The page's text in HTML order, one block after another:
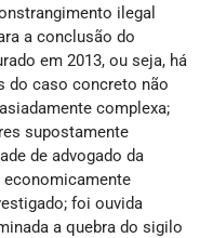
ilegal
a conclusão do
em 2013, ou seja, há
do caso concreto não
complexa;
supostamente
de advogado da
economicamente
foi ouvida
a quebra do sigilo